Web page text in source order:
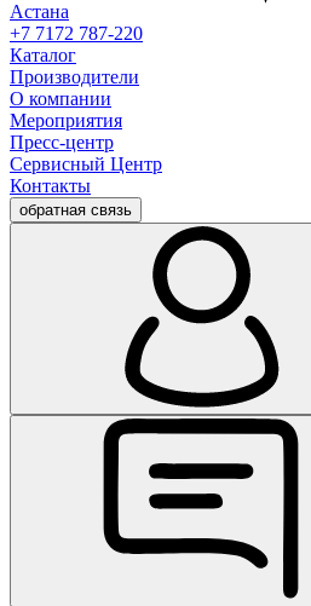
Астана
+7 7172 787-220
Каталог
Производители
О компании
Мероприятия
Пресс-центр
Сервисный Центр
Контакты
обратная связь